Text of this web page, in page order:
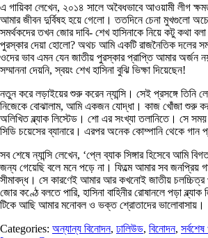
এ গায়িকা লেখেন, ২০১৪ সালে অবৈধভাবে আওয়ামী লীগ
আমার জীবন দুর্বিষহ হয়ে গেলো। ততদিনে চেনা মুখগুলো
সমর্থকদের তখন জোর দাবি- শেখ হাসিনাকে নিয়ে কটু কথা
পুরস্কার দেয়া হোলো? অথচ আমি একটি রাজনৈতিক দলের
ওদের ভাব এমন যেন জাতীয় পুরস্কার প্রাপ্তি আমার অর্জন
সম্মাননা দেয়নি, স্বয়ং শেখ হাসিনা বুঝি ভিক্ষা দিয়েছেন!
নতুন করে লড়াইয়ের শুরু করেন ন্যান্সি। সেই প্রসঙ্গে তিনি
নিজেকে বোঝালাম, আমি একজন যোদ্ধা। কাজ খোঁজা শুরু
অলিখিত ব্ল্যাক লিস্টেড। শো এর সংখ্যা তলানিতে। সে
সিডি চয়েসের ব্যানারে। এরপর অনেক কোম্পানি থেকে গান
সব শেষে ন্যান্সি লেখেন, ‘প্লে ব্যাক সিঙ্গার হিসেবে আমি
জন্য গেয়েছি বলে মনে পড়ে না। ফিল্মে আমার সব জনপ্রিয়
সীমাবদ্ধ। সে কারণেই আমার আর কখনোই জাতীয়
জোর কণ্ঠে বলতে পারি, হাসিনা বাহিনীর রোষানলে পড়া
টিকে আছি আমার মনোবল ও ভক্ত শ্রোতাদের ভালোবাসায়।
Categories: অন্যান্য বিনোদন, ঢালিউড, বিনোদন, সর্বশেষ